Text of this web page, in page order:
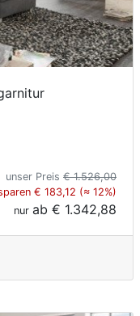
unser Preis € 1.526,00
€ 183,12 (≈ 12%)
nur ab € 1.342,88